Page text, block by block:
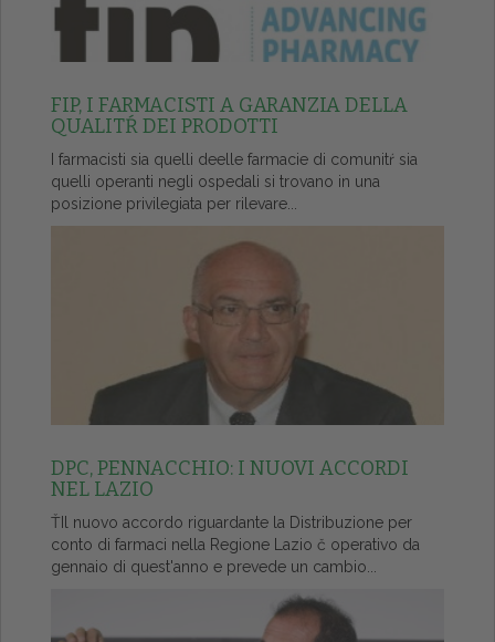
FIP, I FARMACISTI A GARANZIA DELLA
QUALITŔ DEI PRODOTTI
I farmacisti sia quelli deelle farmacie di comunitŕ sia
quelli operanti negli ospedali si trovano in una
posizione privilegiata per rilevare...
DPC, PENNACCHIO: I NUOVI ACCORDI
NEL LAZIO
ŤIl nuovo accordo riguardante la Distribuzione per
conto di farmaci nella Regione Lazio č operativo da
gennaio di quest'anno e prevede un cambio...